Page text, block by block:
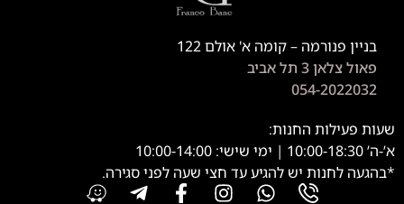
בניין פנורמה – קומה א' אולם 122
פאול צלאן 3 תל אביב
054-2022032
שעות פעילות החנות:
א’-ה’ 10:00-18:30 | ימי שישי: 10:00-14:00
*בהגעה לחנות יש להגיע עד חצי שעה לפני סגירה.